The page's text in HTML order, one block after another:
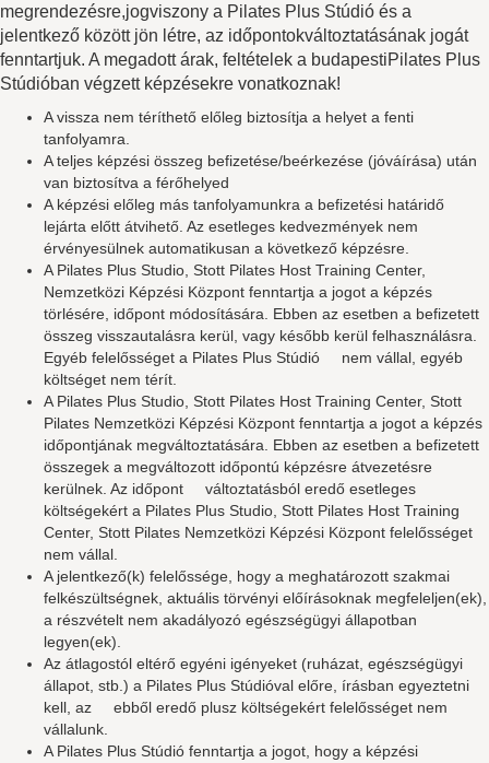
megrendezésre,jogviszony a Pilates Plus Stúdió és a
jelentkező között jön létre, az időpontokváltoztatásának jogát
fenntartjuk. A megadott árak, feltételek a budapestiPilates Plus
Stúdióban végzett képzésekre vonatkoznak!
A vissza nem téríthető előleg biztosítja a helyet a fenti
tanfolyamra.
A teljes képzési összeg befizetése/beérkezése (jóváírása) után
van biztosítva a férőhelyed
A képzési előleg más tanfolyamunkra a befizetési határidő
lejárta előtt átvihető. Az esetleges kedvezmények nem
érvényesülnek automatikusan a következő képzésre.
A Pilates Plus Studio, Stott Pilates Host Training Center,
Nemzetközi Képzési Központ fenntartja a jogot a képzés
törlésére, időpont módosítására. Ebben az esetben a befizetett
összeg visszautalásra kerül, vagy később kerül felhasználásra.
Egyéb felelősséget a Pilates Plus Stúdió nem vállal, egyéb
költséget nem térít.
A Pilates Plus Studio, Stott Pilates Host Training Center, Stott
Pilates Nemzetközi Képzési Központ fenntartja a jogot a képzés
időpontjának megváltoztatására. Ebben az esetben a befizetett
összegek a megváltozott időpontú képzésre átvezetésre
kerülnek. Az időpont változtatásból eredő esetleges
költségekért a Pilates Plus Studio, Stott Pilates Host Training
Center, Stott Pilates Nemzetközi Képzési Központ felelősséget
nem vállal.
A jelentkező(k) felelőssége, hogy a meghatározott szakmai
felkészültségnek, aktuális törvényi előírásoknak megfeleljen(ek),
a részvételt nem akadályozó egészségügyi állapotban
legyen(ek).
Az átlagostól eltérő egyéni igényeket (ruházat, egészségügyi
állapot, stb.) a Pilates Plus Stúdióval előre, írásban egyeztetni
kell, az ebből eredő plusz költségekért felelősséget nem
vállalunk.
A Pilates Plus Stúdió fenntartja a jogot, hogy a képzési